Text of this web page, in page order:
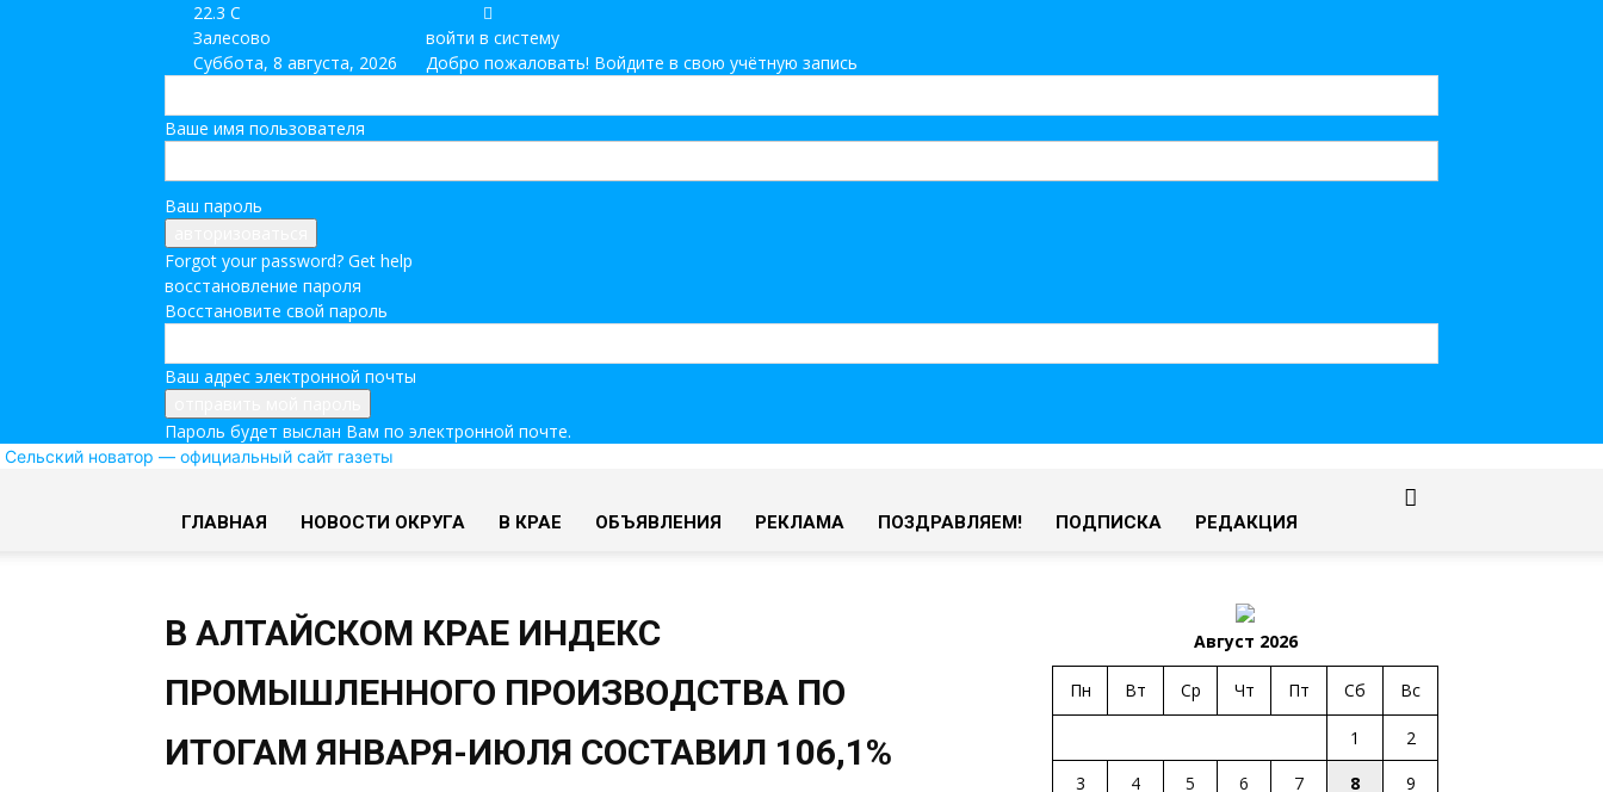
22.3 C
Залесово
Суббота, 8 августа, 2026
войти в систему
Добро пожаловать! Войдите в свою учётную запись
Ваше имя пользователя
Ваш пароль
Forgot your password? Get help
восстановление пароля
Восстановите свой пароль
Ваш адрес электронной почты
Пароль будет выслан Вам по электронной почте.
Сельский новатор — официальный сайт газеты
ГЛАВНАЯ НОВОСТИ ОКРУГА В КРАЕ ОБЪЯВЛЕНИЯ РЕКЛАМА ПОЗДРАВЛЯЕМ! ПОДПИСКА РЕДАКЦИЯ
В АЛТАЙСКОМ КРАЕ ИНДЕКС
ПРОМЫШЛЕННОГО ПРОИЗВОДСТВА ПО
ИТОГАМ ЯНВАРЯ-ИЮЛЯ СОСТАВИЛ 106,1%
Август 2026
Пн Вт Ср Чт Пт Сб Вс
1
2
3
4 5 6 7 8
9